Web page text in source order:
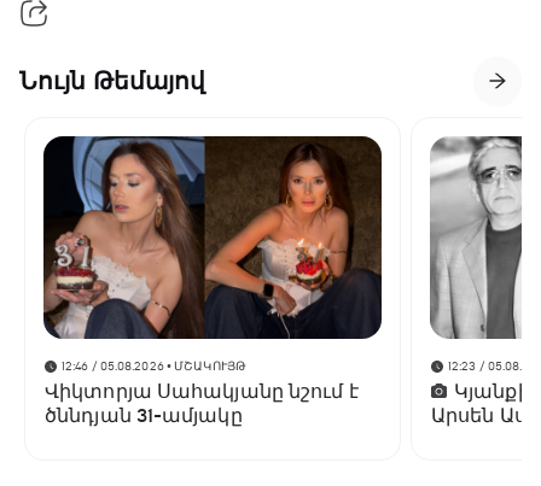
Նույն Թեմայով
12:46 / 05.08.2026• ՄՇԱԿՈՒՅԹ
Վիկտորյա Սահակյանը նշում է
ծննդյան 31-ամյակը
12:23 /
Արսեն